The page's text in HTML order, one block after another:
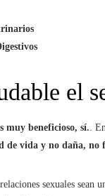
el
muy beneficioso, sí..
de vida y no daña, no
sexuales